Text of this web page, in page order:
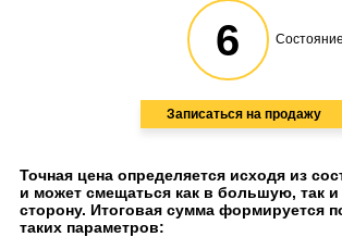
6 Состояние
Записаться на продажу
Точная цена определяется исходя из
и может смещаться как в большую, так
сторону. Итоговая сумма формируется
таких параметров: